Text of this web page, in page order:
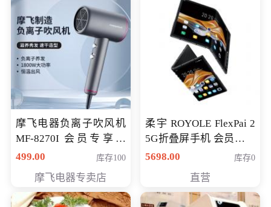
摩飞电器负离子吹风机
MF-8270I 会员专享价
369元
499.00 库存100
摩飞电器专卖店
柔宇 ROYOLE FlexPai 2
5G折叠屏手机 会员专享
购买价格 4998元
5698.00 库存0
直营